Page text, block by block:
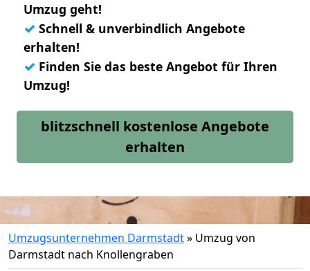
Umzug geht!
✓ Schnell & unverbindlich Angebote
erhalten!
✓ Finden Sie das beste Angebot für Ihren
Umzug!
blitzschnell kostenlose Angebote
erhalten
Umzugsunternehmen Darmstadt» Umzug von
Darmstadt nach Knollengraben